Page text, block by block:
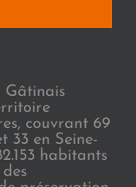
Gâtinais
couvrant 69
33 en Seine-
habitants